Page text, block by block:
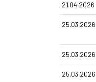
21.04.2026
25.03.2026
25.03.2026
25.03.2026